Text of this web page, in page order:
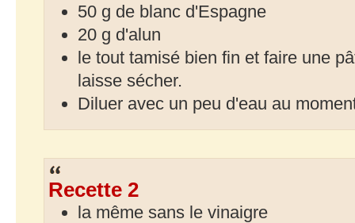
50 g de blanc d'Espagne
20 g d'alun
le tout tamisé bien fin et faire une
laisse sécher.
Diluer avec un peu d'eau au
Recette 2
la même sans le vinaigre